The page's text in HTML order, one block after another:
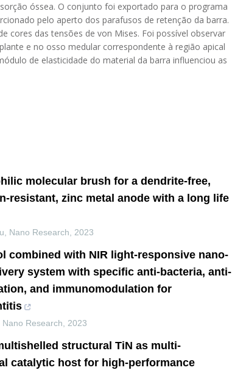
óssea. O conjunto foi exportado para o programa
pelo aperto dos parafusos de retenção da barra.
cores das tensões de von Mises. Foi possível observar
e no osso medular correspondente à região apical
de elasticidade do material da barra influenciou as
molecular brush for a dendrite-free,
resistant, zinc metal anode with a long life
Nano Research 2023
combined with NIR light-responsive nano-
system with specific anti-bacteria, anti-
and immunomodulation for
Nano Research 2023
structural TiN as multi-
catalytic host for high-performance